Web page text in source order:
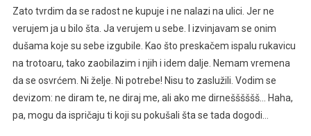
Zato tvrdim da se radost ne kupuje i ne nalazi na ulici. Jer ne
verujem ja u bilo šta. Ja verujem u sebe. I izvinjavam se onim
dušama koje su sebe izgubile. Kao što preskačem ispalu rukavicu
na trotoaru, tako zaobilazim i njih i idem dalje. Nemam vremena
da se osvrćem. Ni želje. Ni potrebe! Nisu to zaslužili. Vodim se
devizom: ne diram te, ne diraj me, ali ako me dirnešššššš… Haha,
pa, mogu da ispričaju ti koji su pokušali šta se tada dogodi…